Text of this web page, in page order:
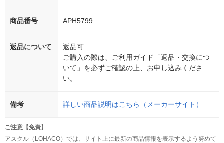
商品番号 APH5799
返品について
返品可
ご購入の際は、ご利用ガイド「返品・交換につ
いて」を必ずご確認の上、お申し込みくださ
い。
備考 詳しい商品説明はこちら（メーカーサイト）
ご注意【免責】
アスクル（LOHACO）では、サイト上に最新の商品情報を表示するよう努めて